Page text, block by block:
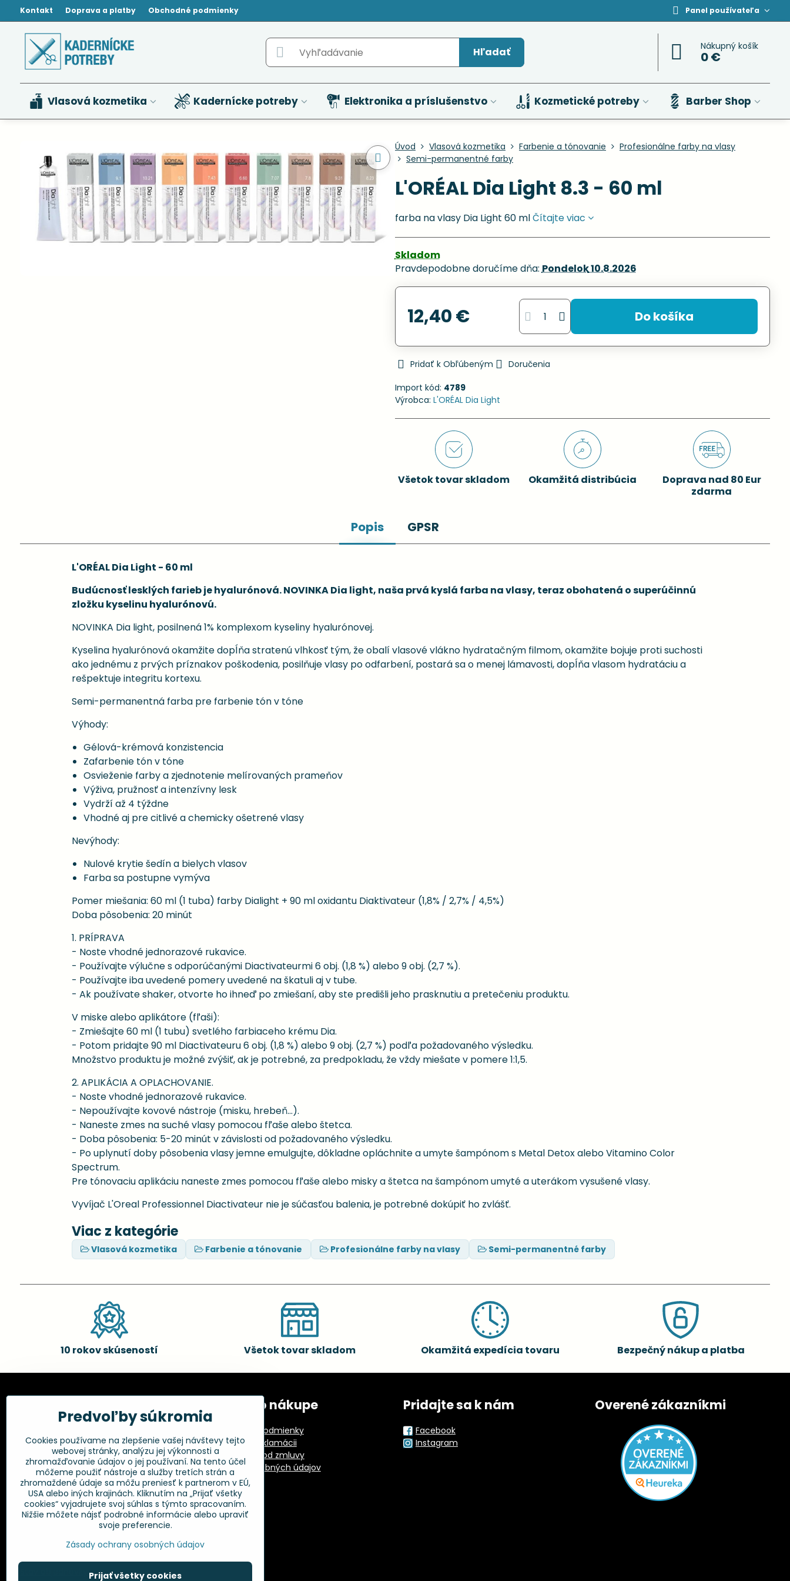
Kontakt Doprava a platby Obchodné podmienky Panel používateľa
Hľadať Nákupný košík
0 €
Vlasová kozmetika Kadernícke potreby Elektronika a príslušenstvo Kozmetické potreby Barber Shop
Úvod Vlasová kozmetika Farbenie a tónovanie
Profesionálne farby na vlasy
Semi-permanentné farby
L'ORÉAL Dia Light 8.3 - 60 ml
farba na vlasy Dia Light 60 mlČítajte viac
Skladom
Pravdepodobne doručíme dňa:Pondelok10.8.2026
12,40 € Do košíka
Pridať k Obľúbeným
Doručenia
Import kód: 4789
Výrobca: L'ORÉAL Dia Light
Všetok tovar skladom Okamžitá distribúcia
Doprava nad 80 Eur
zdarma
Popis GPSR
L'ORÉAL Dia Light - 60 ml
Budúcnosť lesklých farieb je hyalurónová. NOVINKA Dia light, naša prvá kyslá farba na vlasy, teraz obohatená o superúčinnú
zložku kyselinu hyalurónovú.
NOVINKA Dia light, posilnená 1% komplexom kyseliny hyalurónovej.
Kyselina hyalurónová okamžite dopĺňa stratenú vlhkosť tým, že obalí vlasové vlákno hydratačným filmom, okamžite bojuje proti suchosti
ako jednému z prvých príznakov poškodenia, posilňuje vlasy po odfarbení, postará sa o menej lámavosti, dopĺňa vlasom hydratáciu a
rešpektuje integritu kortexu.
Semi-permanentná farba pre farbenie tón v tóne
Výhody:
Gélová-krémová konzistencia
Zafarbenie tón v tóne
Osvieženie farby a zjednotenie melírovaných prameňov
Výživa, pružnosť a intenzívny lesk
Vydrží až 4 týždne
Vhodné aj pre citlivé a chemicky ošetrené vlasy
Nevýhody:
Nulové krytie šedín a bielych vlasov
Farba sa postupne vymýva
Pomer miešania: 60 ml (1 tuba) farby Dialight + 90 ml oxidantu Diaktivateur (1,8% / 2,7% / 4,5%)
Doba pôsobenia: 20 minút
1. PRÍPRAVA
- Noste vhodné jednorazové rukavice.
- Používajte výlučne s odporúčanými Diactivateurmi 6 obj. (1,8 %) alebo 9 obj. (2,7 %).
- Používajte iba uvedené pomery uvedené na škatuli aj v tube.
- Ak používate shaker, otvorte ho ihneď po zmiešaní, aby ste predišli jeho prasknutiu a pretečeniu produktu.
V miske alebo aplikátore (fľaši):
- Zmiešajte 60 ml (1 tubu) svetlého farbiaceho krému Dia.
- Potom pridajte 90 ml Diactivateuru 6 obj. (1,8 %) alebo 9 obj. (2,7 %) podľa požadovaného výsledku.
Množstvo produktu je možné zvýšiť, ak je potrebné, za predpokladu, že vždy miešate v pomere 1:1,5.
2. APLIKÁCIA A OPLACHOVANIE.
- Noste vhodné jednorazové rukavice.
- Nepoužívajte kovové nástroje (misku, hrebeň...).
- Naneste zmes na suché vlasy pomocou fľaše alebo štetca.
- Doba pôsobenia: 5-20 minút v závislosti od požadovaného výsledku.
- Po uplynutí doby pôsobenia vlasy jemne emulgujte, dôkladne opláchnite a umyte šampónom s Metal Detox alebo Vitamino Color
Spectrum.
Pre tónovaciu aplikáciu naneste zmes pomocou fľaše alebo misky a štetca na šampónom umyté a uterákom vysušené vlasy.
Vyvíjač L'Oreal Professionnel Diactivateur nie je súčasťou balenia, je potrebné dokúpiť ho zvlášť.
Viac z kategórie
Vlasová kozmetika Farbenie a tónovanie Profesionálne farby na vlasy Semi-permanentné farby
10 rokov skúseností Všetok tovar skladom Okamžitá expedícia tovaru Bezpečný nákup a platba
Kadernícke potreby, s.r.o.
Fakturačné údaje:
Kadernícke potreby, s.r.o.
Klincová 37
821 08 Bratislava
+421 948 014 333
info​@kadernickepotreby​.sk
Objednávky
Všetko o nákupe
Obchodné podmienky
Postup pri reklamácii
Odstúpenie od zmluvy
Ochrana osobných údajov
GPSR
Pridajte sa k nám
Facebook
Instagram
Overené zákazníkmi
Predvoľby súkromia
Cookies používame na zlepšenie vašej návštevy tejto
webovej stránky, analýzu jej výkonnosti a
zhromažďovanie údajov o jej používaní. Na tento účel
môžeme použiť nástroje a služby tretích strán a
zhromaždené údaje sa môžu preniesť k partnerom v EÚ,
USA alebo iných krajinách. Kliknutím na „Prijať všetky
cookies“ vyjadrujete svoj súhlas s týmto spracovaním.
Nižšie môžete nájsť podrobné informácie alebo upraviť
svoje preferencie.
Zásady ochrany osobných údajov
Prijať všetky cookies